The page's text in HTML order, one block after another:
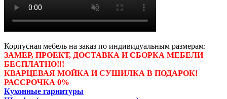
Корпусная мебель на заказ по индивидуальным размерам:
ЗАМЕР, ПРОЕКТ, ДОСТАВКА И СБОРКА МЕБЕЛИ
БЕСПЛАТНО!!!
КВАРЦЕВАЯ МОЙКА И СУШИЛКА В ПОДАРОК!
РАССРОЧКА 0%
Кухонные гарнитуры